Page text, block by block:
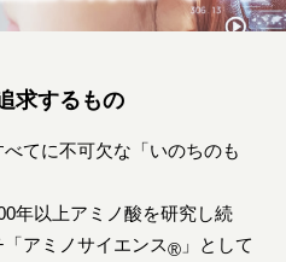
求するもの
てに不可欠な「いのちのも
年以上アミノ酸を研究し続
アミノサイエンス® 」として